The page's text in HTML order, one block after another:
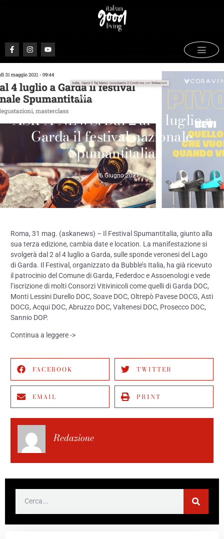
Rassegna stampa
ASK A NEWS: Dal 2 al 4 luglio a
Garda il festival nazionale
Spumantitalia
16 Giugno 2021
Roma, 31 mag. (askanews) – Il Festival Spumantitalia, giunto alla
sua terza edizione, cambia date e location. La manifestazione si
svolgerà dal 2 al 4 luglio a Garda, sulle sponde veronesi del Lago
di Garda. Il Festival, organizzato da Bubble’s Italia, ha già ricevuto
il patrocinio del Comune di Garda, Federdoc e Assoenologi e vede
l’iscrizione di molti Consorzi Vitivinicoli come quelli di Garda DOC,
Monti Lessini Durello DOC, Soave DOC, Oltrepò Pavese DOCG, Asti
DOCG, Acqui DOC, Abruzzo DOC, Valtenesi DOC, Prosecco DOC,
Sannio DOP.
Continua a leggere->
FACEBOOK TWITTER
EMAIL PRINT
Redazione